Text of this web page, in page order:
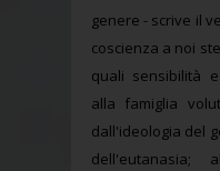
genere - scrive il
coscienza a noi
quali sensibilità
alla famiglia
dall'ideologia del
dell'eutanasia;